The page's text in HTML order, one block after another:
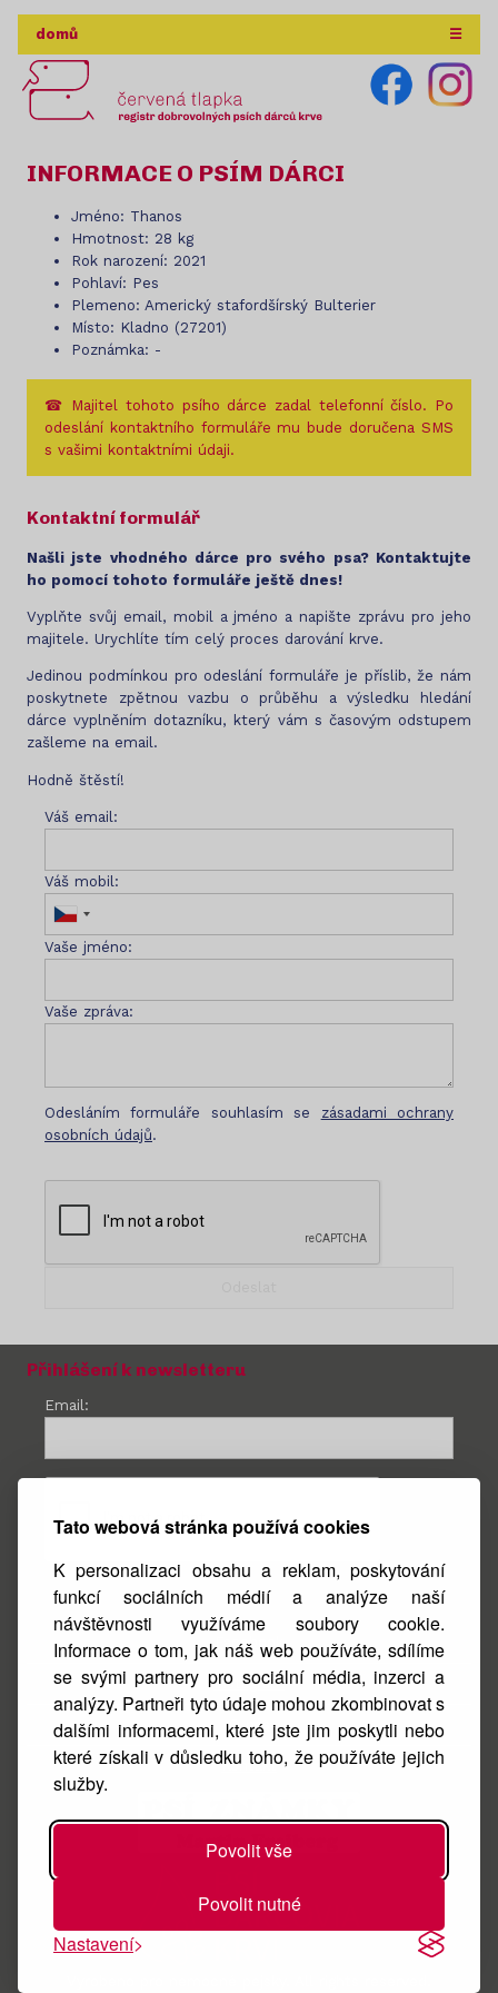
Tato webová stránka používá cookies
K personalizaci obsahu a reklam, poskytování
funkcí sociálních médií a analýze naší
návštěvnosti využíváme soubory cookie.
Informace o tom, jak náš web používáte, sdílíme
se svými partnery pro sociální média, inzerci a
analýzy. Partneři tyto údaje mohou zkombinovat s
dalšími informacemi, které jste jim poskytli nebo
které získali v důsledku toho, že používáte jejich
služby.
Povolit vše
Povolit nutné
Nastavení
domů ☰
INFORMACE O PSÍM DÁRCI
Jméno: Thanos
Hmotnost: 28 kg
Rok narození: 2021
Pohlaví: Pes
Plemeno: Americký stafordšírský Bulterier
Místo: Kladno (27201)
Poznámka: -
☎ Majitel tohoto psího dárce zadal telefonní číslo. Po
odeslání kontaktního formuláře mu bude doručena SMS
s vašimi kontaktními údaji.
Kontaktní formulář
Našli jste vhodného dárce pro svého psa? Kontaktujte
ho pomocí tohoto formuláře ještě dnes!
Vyplňte svůj email, mobil a jméno a napište zprávu pro jeho
majitele. Urychlíte tím celý proces darování krve.
Jedinou podmínkou pro odeslání formuláře je příslib, že nám
poskytnete zpětnou vazbu o průběhu a výsledku hledání
dárce vyplněním dotazníku, který vám s časovým odstupem
zašleme na email.
Hodně štěstí!
Váš email:
Váš mobil:
Vaše jméno:
Vaše zpráva:
Odesláním formuláře souhlasím se zásadami ochrany
osobních údajů.
Přihlášení k newsletteru
Email:
Facebook
Instagram
O nás
Kontakt